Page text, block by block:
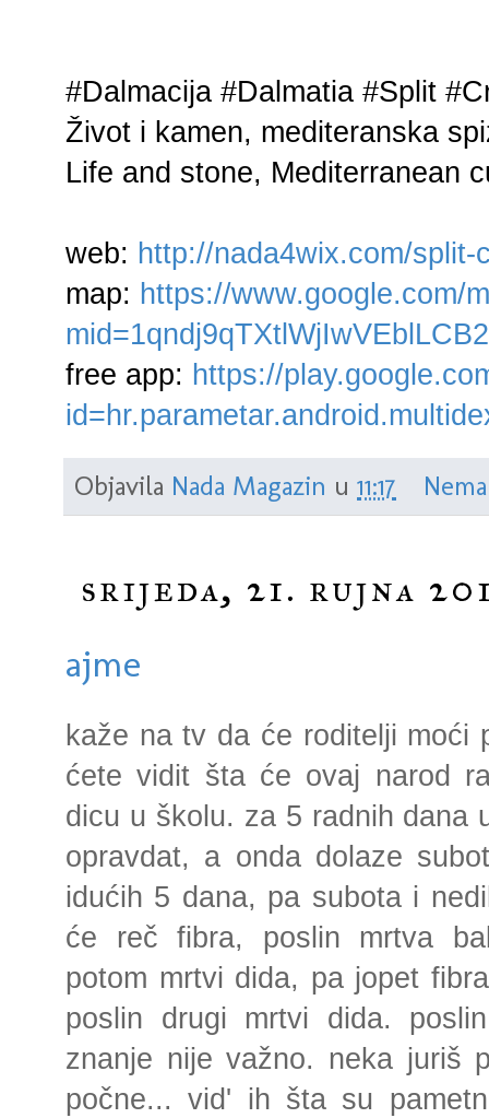
#Dalmacija #Dalmatia #Split
Život i kamen, mediteranska
Life and stone, Mediterranean
web: http://nada4wix.com/split-
map: https://www.google.com/
free app: https://
Objavila Nada Magazin u 11:17
srijeda, 21. rujna
ajme
kaže na tv da će roditelji moći
ćete vidit šta će ovaj narod
dicu u školu. za 5 radnih dana
opravdat, a onda dolaze
idućih 5 dana, pa subota i
će reč fibra, poslin mrtva
potom mrtvi dida, pa jopet
poslin drugi mrtvi dida.
znanje nije važno. neka juriš
počne... vid' ih šta su